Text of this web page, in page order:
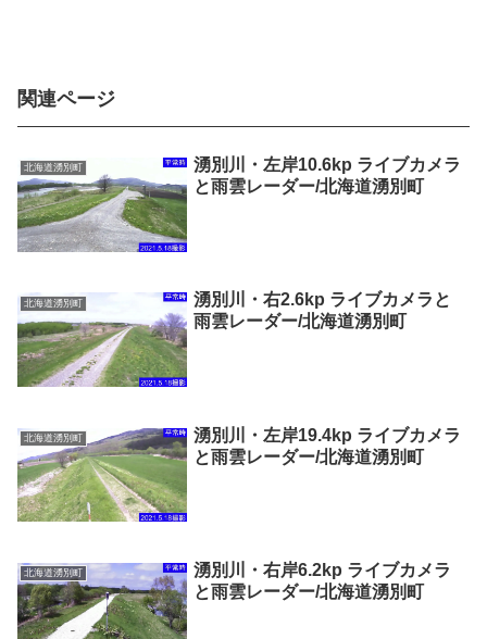
関連ページ
北海道湧別町
湧別川・左岸10.6kp ライブカメラ
と雨雲レーダー/北海道湧別町
北海道湧別町
湧別川・右2.6kp ライブカメラと
雨雲レーダー/北海道湧別町
北海道湧別町
湧別川・左岸19.4kp ライブカメラ
と雨雲レーダー/北海道湧別町
北海道湧別町
湧別川・右岸6.2kp ライブカメラ
と雨雲レーダー/北海道湧別町